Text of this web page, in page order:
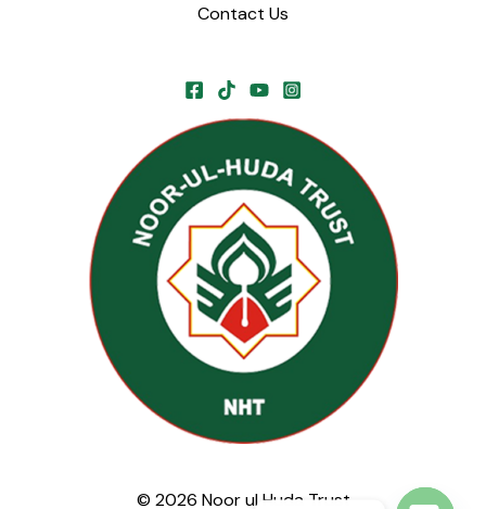
Contact Us
© 2026 Noor ul Huda Trust